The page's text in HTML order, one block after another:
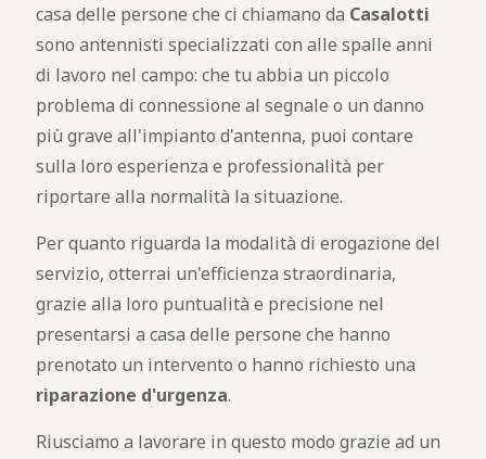
casa delle persone che ci chiamano da Casalotti
sono antennisti specializzati con alle spalle anni
di lavoro nel campo: che tu abbia un piccolo
problema di connessione al segnale o un danno
più grave all'impianto d'antenna, puoi contare
sulla loro esperienza e professionalità per
riportare alla normalità la situazione.
Per quanto riguarda la modalità di erogazione del
servizio, otterrai un'efficienza straordinaria,
grazie alla loro puntualità e precisione nel
presentarsi a casa delle persone che hanno
prenotato un intervento o hanno richiesto una
riparazione d'urgenza.
Riusciamo a lavorare in questo modo grazie ad un